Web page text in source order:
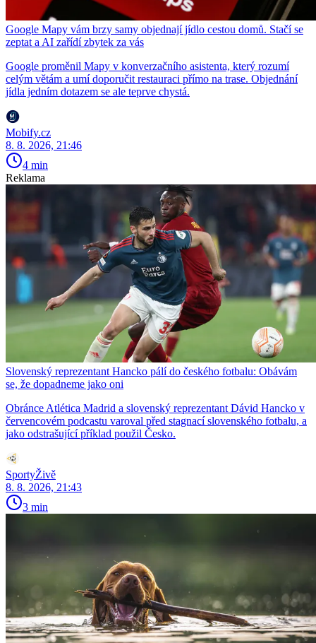
Google Mapy vám brzy samy objednají jídlo cestou domů. Stačí se
zeptat a AI zařídí zbytek za vás
Google proměnil Mapy v konverzačního asistenta, který rozumí
celým větám a umí doporučit restauraci přímo na trase. Objednání
jídla jedním dotazem se ale teprve chystá.
Mobify.cz
8. 8. 2026, 21:46
4 min
Reklama
Slovenský reprezentant Hancko pálí do českého fotbalu: Obávám
se, že dopadneme jako oni
Obránce Atlética Madrid a slovenský reprezentant Dávid Hancko v
červencovém podcastu varoval před stagnací slovenského fotbalu, a
jako odstrašující příklad použil Česko.
SportyŽivě
8. 8. 2026, 21:43
3 min